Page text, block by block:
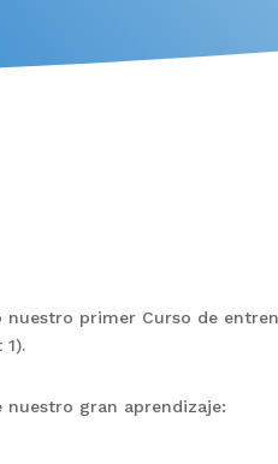
nuestro primer Curso de
1).
gran aprendizaje: